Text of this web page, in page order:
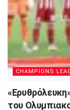
CHAMPIONS
του